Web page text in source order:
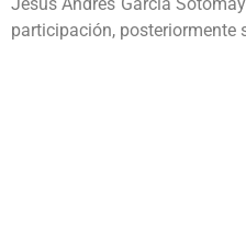
Jesús Andrés García
participación, posteriormente